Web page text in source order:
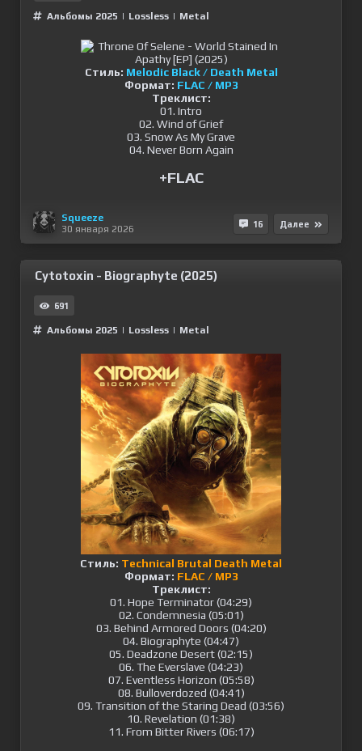
Альбомы 2025 | Lossless | Metal
Стиль: Melodic Black / Death Metal
Формат: FLAC / MP3
Треклист:
01. Intro
02. Wind of Grief
03. Snow As My Grave
04. Never Born Again
+FLAC
Squeeze
30 января 2026
16 Далее
Cytotoxin - Biographyte (2025)
691
Альбомы 2025 | Lossless | Metal
Стиль: Technical Brutal Death Metal
Формат: FLAC / MP3
Треклист:
01. Hope Terminator (04:29)
02. Condemnesia (05:01)
03. Behind Armored Doors (04:20)
04. Biographyte (04:47)
05. Deadzone Desert (02:15)
06. The Everslave (04:23)
07. Eventless Horizon (05:58)
08. Bulloverdozed (04:41)
09. Transition of the Staring Dead (03:56)
10. Revelation (01:38)
11. From Bitter Rivers (06:17)